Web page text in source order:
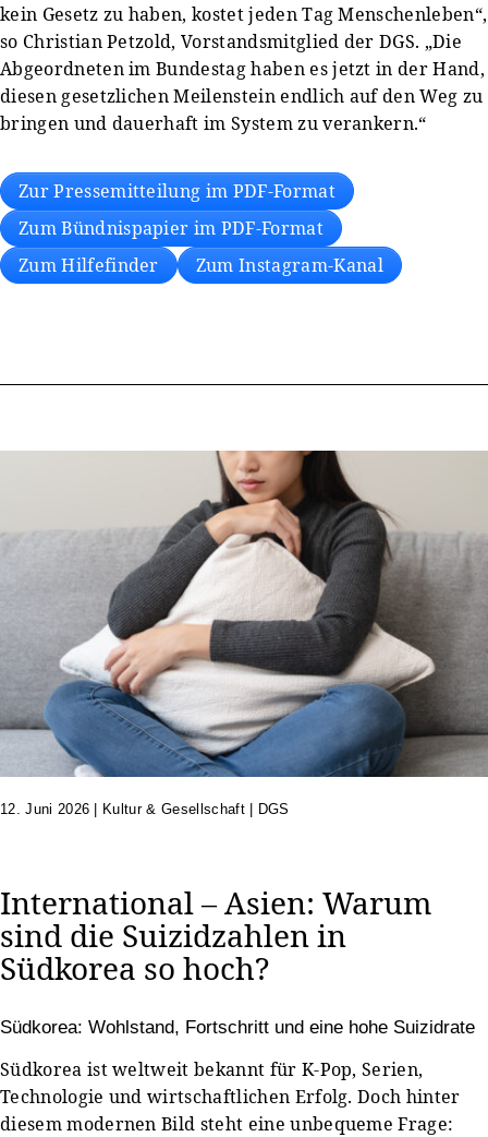
kein Gesetz zu haben, kostet jeden Tag Menschenleben“,
so Christian Petzold, Vorstandsmitglied der DGS. „Die
Abgeordneten im Bundestag haben es jetzt in der Hand,
diesen gesetzlichen Meilenstein endlich auf den Weg zu
bringen und dauerhaft im System zu verankern.“
Zur Pressemitteilung im PDF-Format
Zum Bündnispapier im PDF-Format
Zum Hilfefinder
Zum Instagram-Kanal
12. Juni 2026 | Kultur & Gesellschaft | DGS
International – Asien: Warum
sind die Suizidzahlen in
Südkorea so hoch?
Südkorea: Wohlstand, Fortschritt und eine hohe Suizidrate
Südkorea ist weltweit bekannt für K-Pop, Serien,
Technologie und wirtschaftlichen Erfolg. Doch hinter
diesem modernen Bild steht eine unbequeme Frage: